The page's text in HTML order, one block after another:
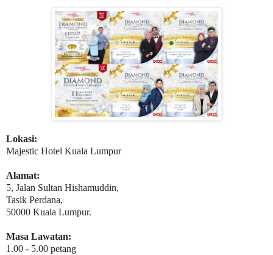
Lokasi:
Majestic Hotel Kuala Lumpur
Alamat:
5, Jalan Sultan Hishamuddin,
Tasik Perdana,
50000 Kuala Lumpur.
Masa Lawatan:
1.00 - 5.00 petang